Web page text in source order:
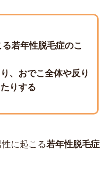
若年性脱毛症のこ
、おでこ全体や反り
りする
に起こる若年性脱毛症